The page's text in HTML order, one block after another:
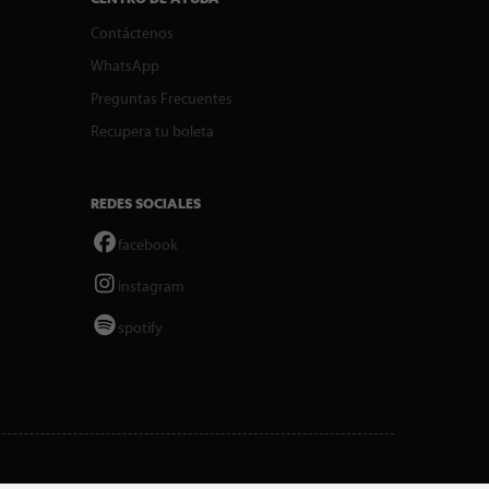
Contáctenos
WhatsApp
Preguntas Frecuentes
Recupera tu boleta
REDES SOCIALES
facebook
instagram
spotify